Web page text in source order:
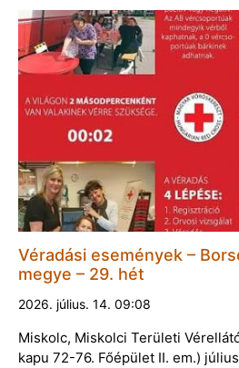
Véradási események –
megye – 29. hét
2026. július. 14. 09:08
Miskolc, Miskolci Területi
kapu 72-76. Főépület II. em.)